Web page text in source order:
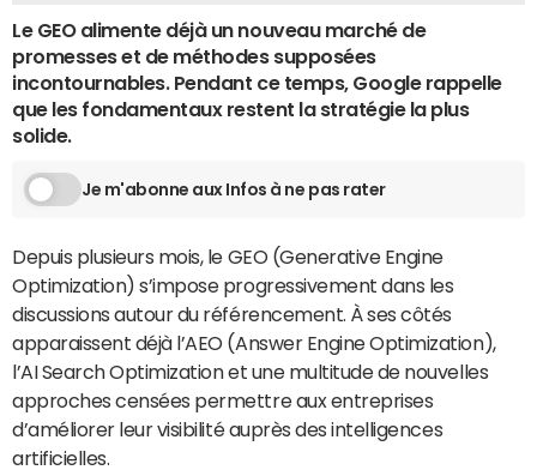
Le GEO alimente déjà un nouveau marché de
promesses et de méthodes supposées
incontournables. Pendant ce temps, Google rappelle
que les fondamentaux restent la stratégie la plus
solide.
Je m'abonne aux Infos à ne pas rater
Depuis plusieurs mois, le GEO (Generative Engine
Optimization) s’impose progressivement dans les
discussions autour du référencement. À ses côtés
apparaissent déjà l’AEO (Answer Engine Optimization),
l’AI Search Optimization et une multitude de nouvelles
approches censées permettre aux entreprises
d’améliorer leur visibilité auprès des intelligences
artificielles.